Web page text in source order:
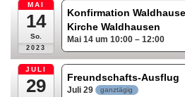
MAI
14
So.
2023
Konfirmation
Kirche Waldhausen
Mai 14 um 10:00 – 12:00
JULI
29 Freundschafts-Ausflug
Juli 29 ganztägig